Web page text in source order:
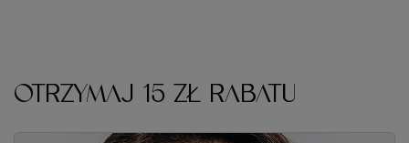
OTRZYMAJ 15 ZŁ RABATU